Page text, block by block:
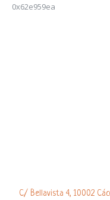
0x62e959ea
C/ Bellavista 4, 10002